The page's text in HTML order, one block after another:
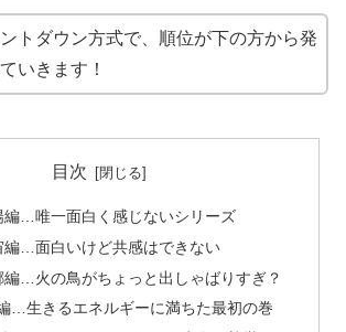
トダウン方式で、順位が下の方から発
いきます！
目次
…唯一面白く感じないシリーズ
…面白いけど共感はできない
…火の鳥がちょっと出しゃばりすぎ？
生きるエネルギーに満ちた最初の巻